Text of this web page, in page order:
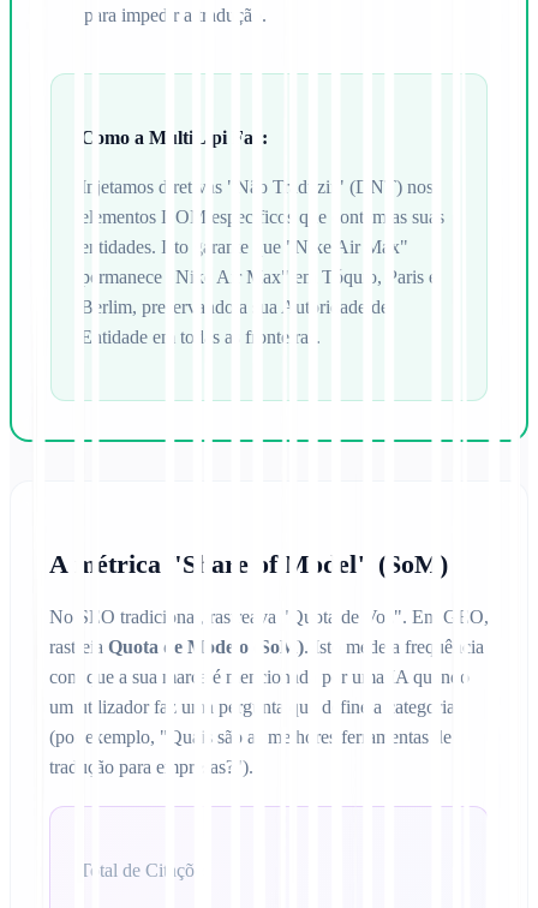
para impedir a tradução.
Como a MultiLipi Faz:
Injetamos diretivas "Não Traduzir" (DNT) nos
elementos DOM específicos que contêm as suas
entidades. Isto garante que "Nike Air Max"
permanece "Nike Air Max" em Tóquio, Paris e
Berlim, preservando a sua Autoridade de
Entidade em todas as fronteiras.
A métrica "Share of Model" (SoM)
No SEO tradicional, rastreava "Quota de Voz". Em GEO,
rastreia Quota de Modelo (SoM). Isto mede a frequência
com que a sua marca é mencionada por uma IA quando
um utilizador faz uma pergunta que define a categoria
(por exemplo, "Quais são as melhores ferramentas de
tradução para empresas?").
Total de Citações